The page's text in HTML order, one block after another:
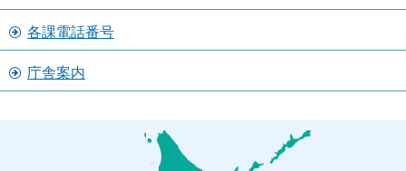
各課電話番号
庁舎案内